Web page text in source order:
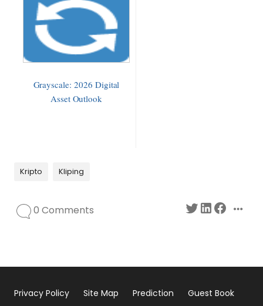
Grayscale: 2026 Digital
Asset Outlook
Kripto Kliping
0 Comments
Privacy Policy Site Map Prediction Guest Book